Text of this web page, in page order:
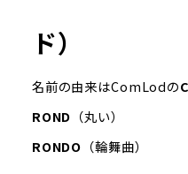
ド）
名前の由来はComLodの
ROND （丸い）
RONDO （輪舞曲）